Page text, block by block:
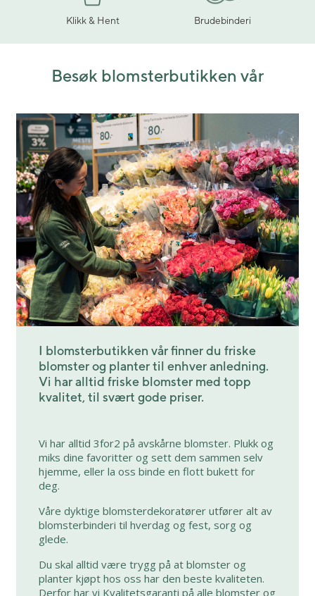
Klikk & Hent Brudebinderi
Besøk blomsterbutikken vår
I blomsterbutikken vår finner du friske
blomster og planter til enhver anledning.
Vi har alltid friske blomster med topp
kvalitet, til svært gode priser.
Vi har alltid 3for2 på avskårne blomster. Plukk og
miks dine favoritter og sett dem sammen selv
hjemme, eller la oss binde en flott bukett for
deg.
Våre dyktige blomsterdekoratører utfører alt av
blomsterbinderi til hverdag og fest, sorg og
glede.
Du skal alltid være trygg på at blomster og
planter kjøpt hos oss har den beste kvaliteten.
Derfor har vi Kvalitetsgaranti på alle blomster og